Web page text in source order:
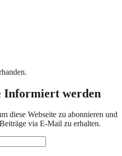
Informiert werden
diese Webseite zu abonnieren und
via E-Mail zu erhalten.